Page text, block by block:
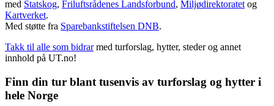
med Statskog, Friluftsrådenes Landsforbund, Miljødirektoratet og
Kartverket.
Med støtte fra Sparebankstiftelsen DNB.
Takk til alle som bidrar med turforslag, hytter, steder og annet
innhold på UT.no!
Finn din tur blant tusenvis av turforslag og hytter i
hele Norge